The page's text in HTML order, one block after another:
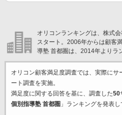
オリコンランキングは、株式
スタート。2006年からは顧客
導塾 首都圏は、2014年よりラ
オリコン顧客満足度調査では、実際にサ
ート調査を実施。
満足度に関する回答を基に、調査した50
個別指導塾 首都圏 」ランキングを発表し